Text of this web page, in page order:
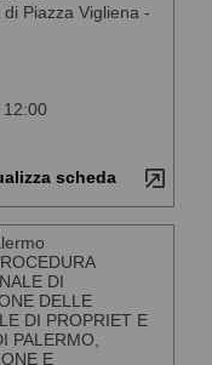
Piazza Vigliena -
scheda
DI
DELLE
DI PROPRIET E
PALERMO,
E